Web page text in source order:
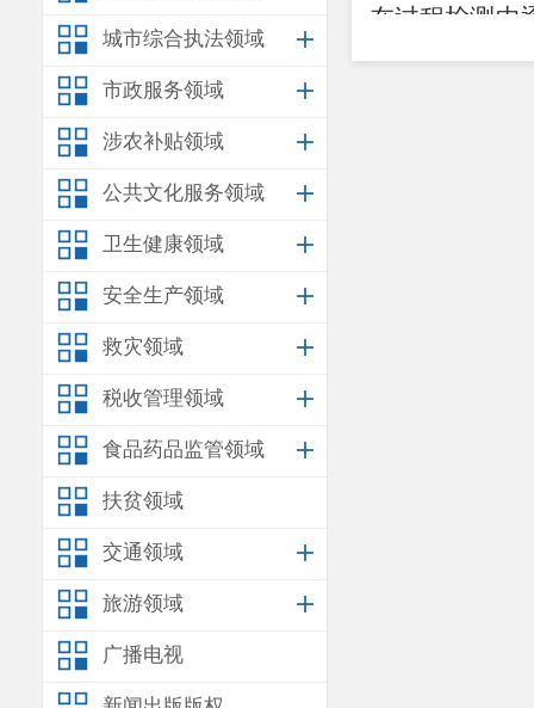
城市综合执法领域
市政服务领域
涉农补贴领域
公共文化服务领域
卫生健康领域
安全生产领域
救灾领域
税收管理领域
食品药品监管领域
扶贫领域
交通领域
旅游领域
广播电视
在过程检测中
冷却液或润滑